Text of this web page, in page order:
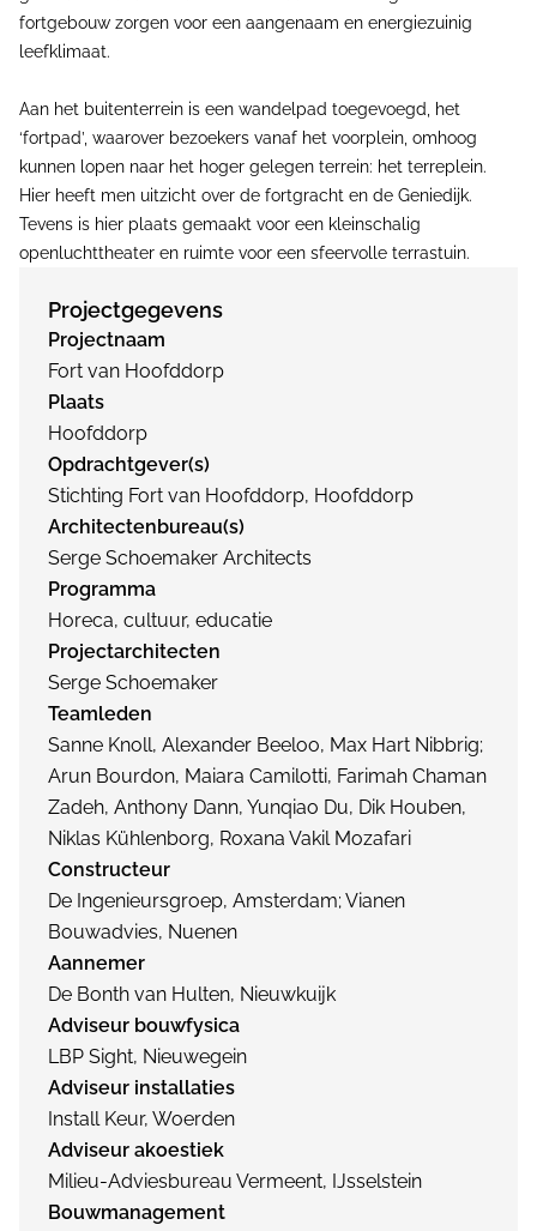
fortgebouw zorgen voor een aangenaam en energiezuinig
leefklimaat.
Aan het buitenterrein is een wandelpad toegevoegd, het
‘fortpad’, waarover bezoekers vanaf het voorplein, omhoog
kunnen lopen naar het hoger gelegen terrein: het terreplein.
Hier heeft men uitzicht over de fortgracht en de Geniedijk.
Tevens is hier plaats gemaakt voor een kleinschalig
openluchttheater en ruimte voor een sfeervolle terrastuin.
Projectgegevens
Projectnaam
Fort van Hoofddorp
Plaats
Hoofddorp
Opdrachtgever(s)
Stichting Fort van Hoofddorp, Hoofddorp
Architectenbureau(s)
Serge Schoemaker Architects
Programma
Horeca, cultuur, educatie
Projectarchitecten
Serge Schoemaker
Teamleden
Sanne Knoll, Alexander Beeloo, Max Hart Nibbrig;
Arun Bourdon, Maiara Camilotti, Farimah Chaman
Zadeh, Anthony Dann, Yunqiao Du, Dik Houben,
Niklas Kühlenborg, Roxana Vakil Mozafari
Constructeur
De Ingenieursgroep, Amsterdam; Vianen
Bouwadvies, Nuenen
Aannemer
De Bonth van Hulten, Nieuwkuijk
Adviseur bouwfysica
LBP Sight, Nieuwegein
Adviseur installaties
Install Keur, Woerden
Adviseur akoestiek
Milieu-Adviesbureau Vermeent, IJsselstein
Bouwmanagement